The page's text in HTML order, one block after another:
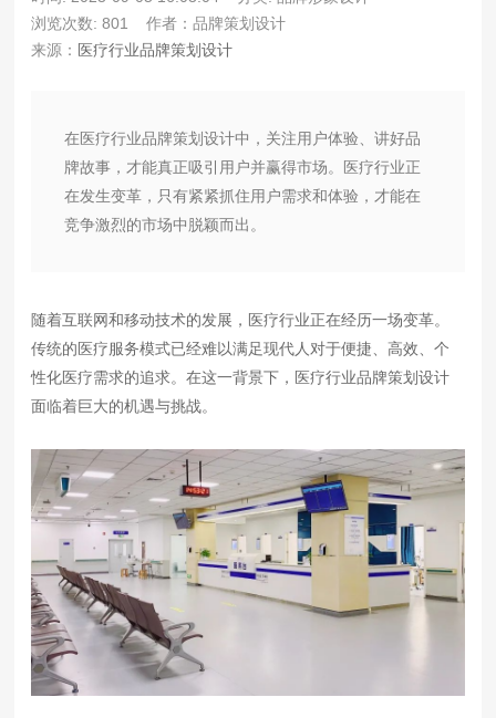
浏览次数: 801
作者：品牌策划设计
来源： 医疗行业品牌策划设计
在医疗行业品牌策划设计中，关注用户体验、讲好品
牌故事，才能真正吸引用户并赢得市场。医疗行业正
在发生变革，只有紧紧抓住用户需求和体验，才能在
竞争激烈的市场中脱颖而出。
随着互联网和移动技术的发展，医疗行业正在经历一场变革。
传统的医疗服务模式已经难以满足现代人对于便捷、高效、个
性化医疗需求的追求。在这一背景下，医疗行业品牌策划设计
面临着巨大的机遇与挑战。